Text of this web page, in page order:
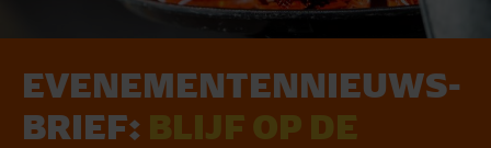
E­VE­NE­MENT­EN­NIEUWS­
BRIEF: BLIJF OP DE